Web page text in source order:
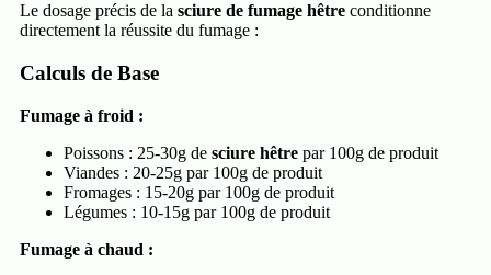
Le dosage précis de la sciure de fumage hêtre conditionne
directement la réussite du fumage :
Calculs de Base
Fumage à froid :
Poissons : 25-30g de sciure hêtre par 100g de produit
Viandes : 20-25g par 100g de produit
Fromages : 15-20g par 100g de produit
Légumes : 10-15g par 100g de produit
Fumage à chaud :